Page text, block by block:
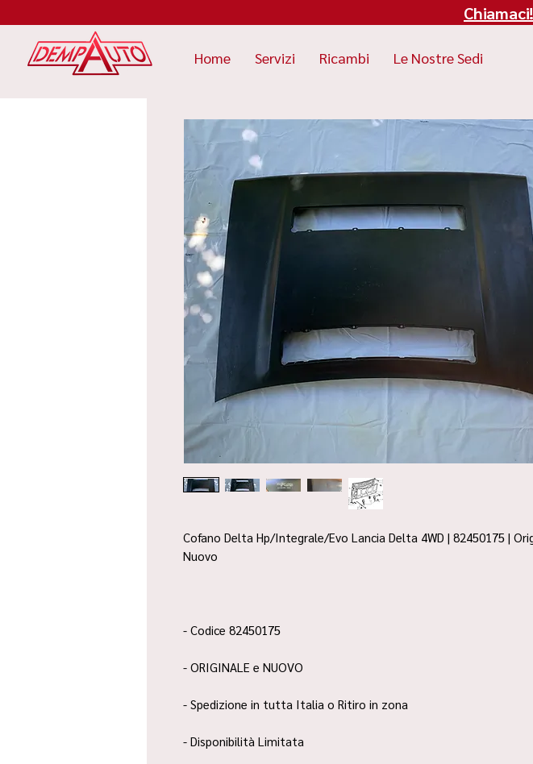
Home Servizi Ricambi Le Nostre Sedi
Cofano Delta Hp/Integrale/Evo Lancia Delta 4WD | 82450175 |
Nuovo
- Codice 82450175
- ORIGINALE e NUOVO
- Spedizione in tutta Italia o Ritiro in zona
- Disponibilità Limitata